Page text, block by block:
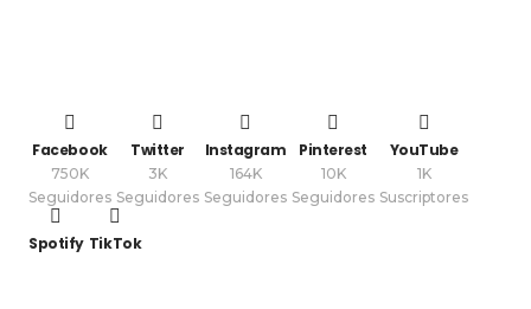
Facebook
750K
Seguidores
Twitter
3K
Seguidores
Instagram
164K
Seguidores
Pinterest
10K
Seguidores
YouTube
1K
Suscriptores
Spotify TikTok